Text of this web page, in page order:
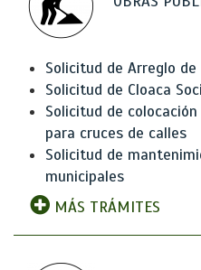
Solicitud de Arreglo de
Solicitud de Cloaca
Solicitud de
para cruces de calles
Solicitud de
municipales
MÁS TRÁMITES